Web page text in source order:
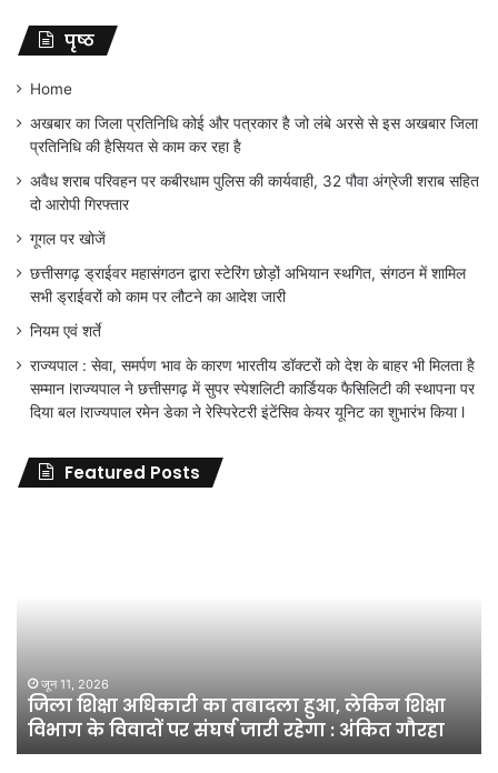
पृष्ठ
Home
अखबार का जिला प्रतिनिधि कोई और पत्रकार है जो लंबे अरसे से इस अखबार जिला
प्रतिनिधि की हैसियत से काम कर रहा है
अवैध शराब परिवहन पर कबीरधाम पुलिस की कार्यवाही, 32 पौवा अंग्रेजी शराब सहित
दो आरोपी गिरफ्तार
गूगल पर खोजें
छत्तीसगढ़ ड्राईवर महासंगठन द्वारा स्टेरिंग छोड़ों अभियान स्थगित, संगठन में शामिल
सभी ड्राईवरों को काम पर लौटने का आदेश जारी
नियम एवं शर्ते
राज्यपाल : सेवा, समर्पण भाव के कारण भारतीय डॉक्टरों को देश के बाहर भी मिलता है
सम्मान lराज्यपाल ने छत्तीसगढ़ में सुपर स्पेशलिटी कार्डियक फैसिलिटी की स्थापना पर
दिया बल lराज्यपाल रमेन डेका ने रेस्पिरेटरी इंटेंसिव केयर यूनिट का शुभारंभ किया l
Featured Posts
शिक्षा
विभाग
विवादों
जून 11, 2026
जिला शिक्षा अधिकारी का तबादला हुआ, लेकिन शिक्षा
विभाग के विवादों पर संघर्ष जारी रहेगा : अंकित गौरहा